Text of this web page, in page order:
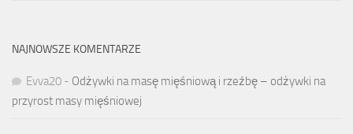
NAJNOWSZE KOMENTARZE
Evva20 - Odżywki na masę mięśniową i rzeźbę – odżywki na
przyrost masy mięśniowej